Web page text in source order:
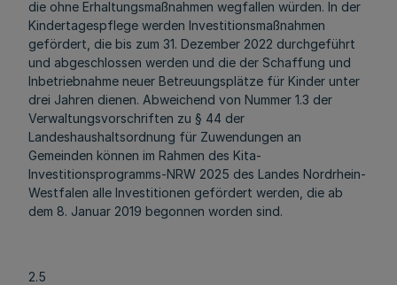
die ohne Erhaltungsmaßnahmen wegfallen würden. In der
Kindertagespflege werden Investitionsmaßnahmen
gefördert, die bis zum 31. Dezember 2022 durchgeführt
und abgeschlossen werden und die der Schaffung und
Inbetriebnahme neuer Betreuungsplätze für Kinder unter
drei Jahren dienen. Abweichend von Nummer 1.3 der
Verwaltungsvorschriften zu § 44 der
Landeshaushaltsordnung für Zuwendungen an
Gemeinden können im Rahmen des Kita-
Investitionsprogramms-NRW 2025 des Landes Nordrhein-
Westfalen alle Investitionen gefördert werden, die ab
dem 8. Januar 2019 begonnen worden sind.
2.5